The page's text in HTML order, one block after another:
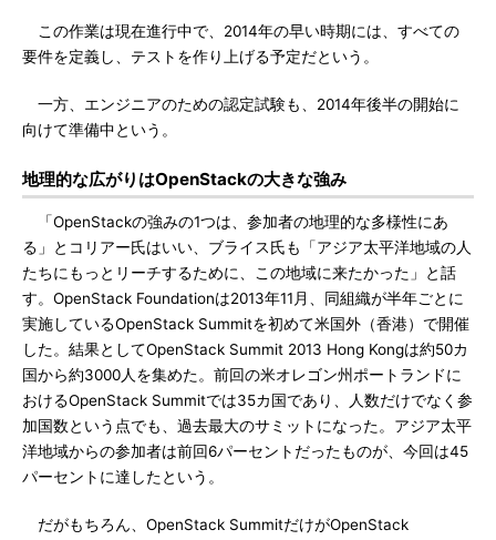
この作業は現在進行中で、2014年の早い時期には、すべての
要件を定義し、テストを作り上げる予定だという。
一方、エンジニアのための認定試験も、2014年後半の開始に
向けて準備中という。
地理的な広がりはOpenStackの大きな強み
「OpenStackの強みの1つは、参加者の地理的な多様性にあ
る」とコリアー氏はいい、ブライス氏も「アジア太平洋地域の人
たちにもっとリーチするために、この地域に来たかった」と話
す。OpenStack Foundationは2013年11月、同組織が半年ごとに
実施しているOpenStack Summitを初めて米国外（香港）で開催
した。結果としてOpenStack Summit 2013 Hong Kongは約50カ
国から約3000人を集めた。前回の米オレゴン州ポートランドに
おけるOpenStack Summitでは35カ国であり、人数だけでなく参
加国数という点でも、過去最大のサミットになった。アジア太平
洋地域からの参加者は前回6パーセントだったものが、今回は45
パーセントに達したという。
だがもちろん、OpenStack SummitだけがOpenStack